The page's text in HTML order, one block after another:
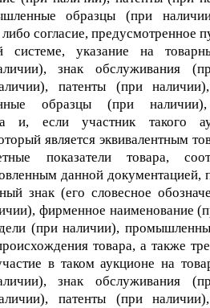
образцы (при
согласие, предусмотренное
системе, указание на
знак обслуживания
патенты (при
образцы (при
и, если участник такого
является эквивалентным
показатели товара,
данной
знак (его словесное
фирменное наименование
(при наличии),
товара, а также
в таком аукционе на
знак обслуживания
патенты (при